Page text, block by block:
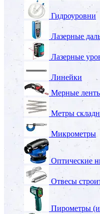
Гидроуровни
Лазерные
Лазерные
Линейки
Мерные
Метры
Микрометры
Оптические
Отвесы
Пирометры